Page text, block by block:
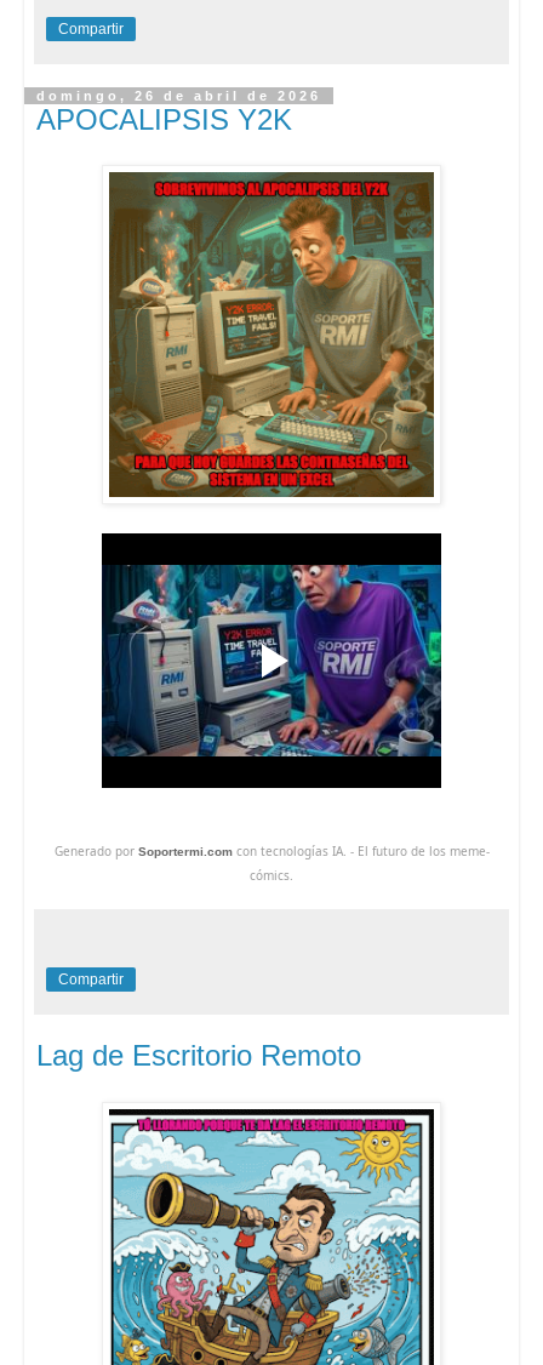
Compartir
domingo, 26 de abril de 2026
APOCALIPSIS Y2K
Generado por Soportermi.comcon tecnologías IA. - El futuro de los meme-
cómics.
Compartir
Lag de Escritorio Remoto